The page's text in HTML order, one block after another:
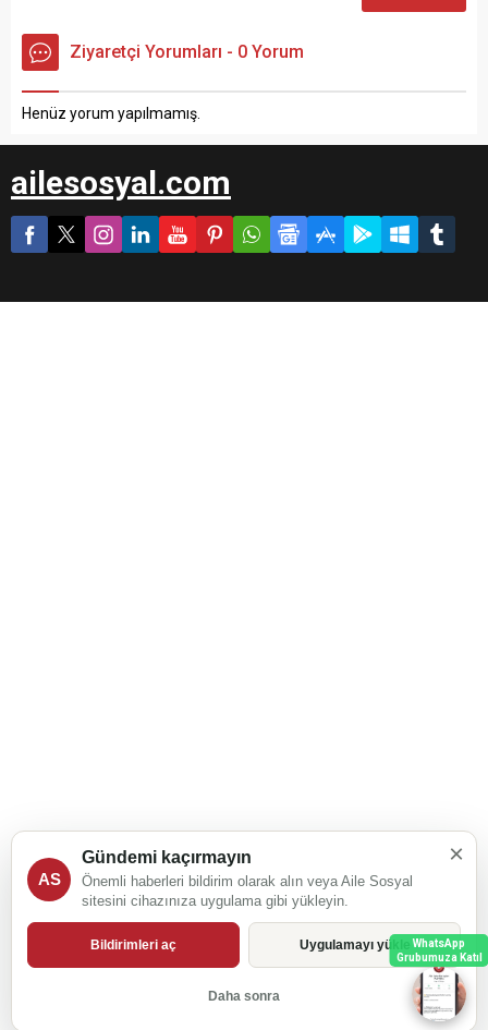
WhatsApp
Grubumuza Katıl
Ziyaretçi Yorumları - 0 Yorum
Henüz yorum yapılmamış.
ailesosyal.com
×
AS
Gündemi kaçırmayın
Önemli haberleri bildirim olarak alın veya Aile Sosyal
sitesini cihazınıza uygulama gibi yükleyin.
Bildirimleri aç Uygulamayı yükle
Daha sonra